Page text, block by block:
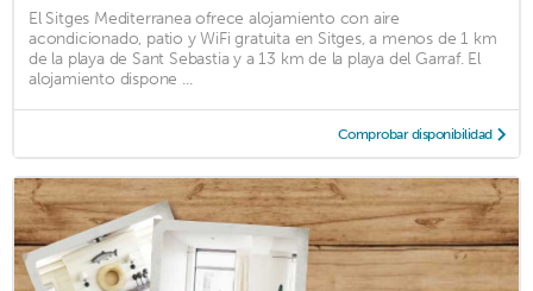
El Sitges Mediterranea ofrece alojamiento con aire
acondicionado, patio y WiFi gratuita en Sitges, a menos de 1 km
de la playa de Sant Sebastia y a 13 km de la playa del Garraf. El
alojamiento dispone ...
Comprobar disponibilidad